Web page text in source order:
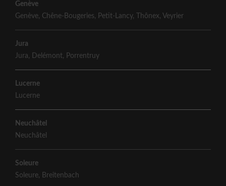
Genève
Genève, Chêne-Bougeries, Petit-Lancy, Thônex, Veyrier
Jura
Jura, Delémont, Porrentruy
Lucerne
Lucerne
Neuchâtel
Neuchâtel
Soleure
Soleure, Breitenbach